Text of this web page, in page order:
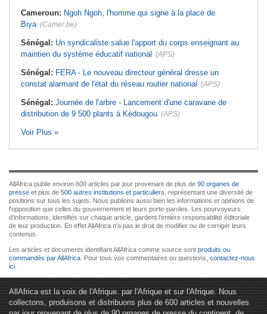
Cameroun: Ngoh Ngoh, l'homme qui signe à la place de
Biya (Camer.be)
Sénégal: Un syndicaliste salue l'apport du corps enseignant au
maintien du système éducatif national (APS)
Sénégal: FERA - Le nouveau directeur général dresse un
constat alarmant de l'état du réseau routier national (APS)
Sénégal: Journée de l'arbre - Lancement d'une caravane de
distribution de 9 500 plants à Kédougou (APS)
Voir Plus »
AllAfrica publie environ 600 articles par jour provenant de plus de 90 organes de
presse et plus de 500 autres institutions et particuliers , représentant une diversité de
positions sur tous les sujets. Nous publions aussi bien les informations et opinions de
l'opposition que celles du gouvernement et leurs porte-paroles. Les pourvoyeurs
d'informations, identifiés sur chaque article, gardent l'entière responsabilité éditoriale
de leur production. En effet AllAfrica n'a pas le droit de modifier ou de corriger leurs
contenus.
Les articles et documents identifiant AllAfrica comme source sont produits ou
commandés par AllAfrica . Pour tous vos commentaires ou questions, contactez-nous
ici
AllAfrica est la voix de l'Afrique. par l'Afrique et sur l'Afrique. Nous
collectons, produisons et distribuons plus de 600 articles et nouvelles